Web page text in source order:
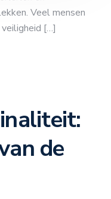
Veel mensen
[…]
de